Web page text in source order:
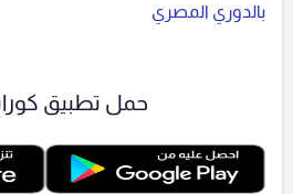
بالدوري المصري
حمل تطبيق